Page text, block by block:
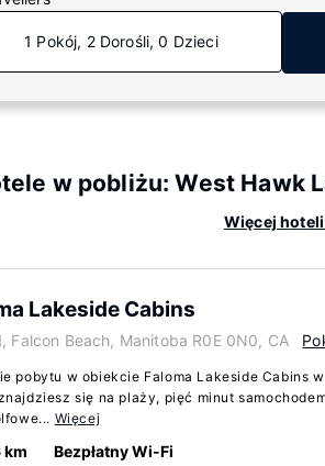
1 Pokój, 2 Dorośli, 0 Dzieci
w pobliżu: West Hawk
Więcej
Lakeside Cabins
Falcon Beach, Manitoba R0E 0N0, CA
pobytu w obiekcie Faloma Lakeside Cabins
się na plaży, pięć minut
Więcej
km Bezpłatny Wi-Fi